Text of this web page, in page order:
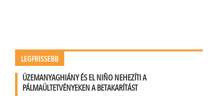
LEGFRISSEBB
ÜZEMANYAGHIÁNY ÉS EL NIÑO NEHEZÍTI A
PÁLMAÜLTETVÉNYEKEN A BETAKARÍTÁST